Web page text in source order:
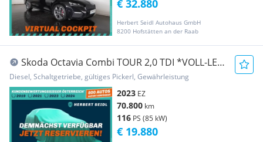
Herbert Seidl Autohaus GmbH
8200 Hofstätten an der Raab
€ 32.880
Skoda Octavia Combi TOUR 2,0 TDI *VOLL-LED
MIT DYN BL...
Diesel, Schaltgetriebe, gültiges Pickerl, Gewährleistung
2023 EZ
70.800 km
116 PS (85 kW)
€ 19.880